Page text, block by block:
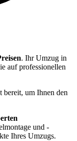
. Ihr Umzug in
auf professionellen
bereit, um Ihnen den
und -
Ihres Umzugs.